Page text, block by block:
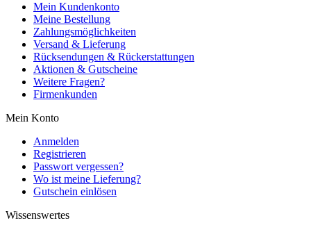
Mein Kundenkonto
Meine Bestellung
Zahlungsmöglichkeiten
Versand & Lieferung
Rücksendungen & Rückerstattungen
Aktionen & Gutscheine
Weitere Fragen?
Firmenkunden
Mein Konto
Anmelden
Registrieren
Passwort vergessen?
Wo ist meine Lieferung?
Gutschein einlösen
Wissenswertes